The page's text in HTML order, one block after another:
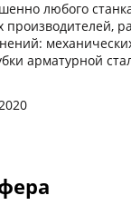
любого
арматурной